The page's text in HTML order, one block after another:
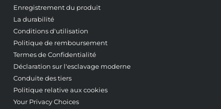
Enregistrement du produit
La durabilité
Conditions d'utilisation
Politique de remboursement
Termes de Confidentialité
Déclaration sur l'esclavage moderne
Conduite des tiers
Politique relative aux cookies
Your Privacy Choices